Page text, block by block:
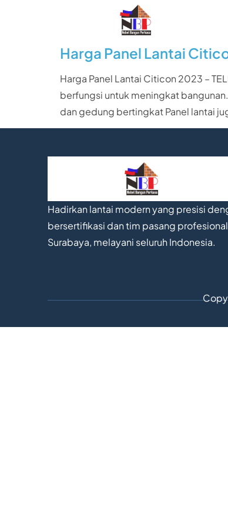
Harga Panel Lantai
Harga Panel Lantai Citicon 2023 –
berfungsi untuk meningkat
dan gedung bertingkat Panel lantai
Hadirkan lantai modern yang presisi
bersertifikasi dan tim pasang
Surabaya, melayani seluruh Indonesia.